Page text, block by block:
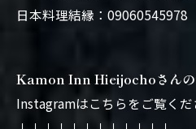
日本料理結縁：09060545978
Kamon Inn Hieijochoさん
Instagramはこちらをご覧くだ